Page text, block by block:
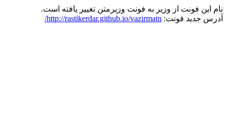
نام این فونت از وزیر به فونت وزیرمتن تغییر یافته است.
آدرس جدید فونت: http://rastikerdar.github.io/vazirmatn/